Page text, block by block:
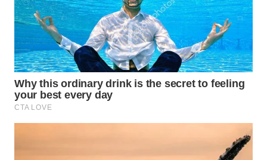
WAHANA
PERSONA
WAHANA
OTOMOTIF
WAHANA
HEALTH